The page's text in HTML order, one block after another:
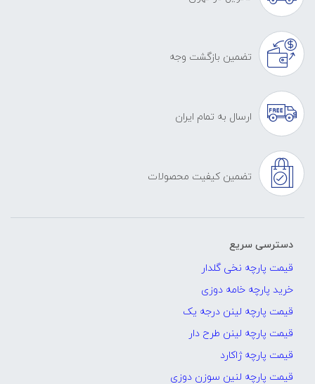
تضمین بازگشت وجه
ارسال به تمام ایران
تضمین کیفیت محصولات
دسترسی سریع
قیمت پارچه نخی گلدار
خرید پارچه خامه دوزی
قیمت پارچه لینن درجه یک
قیمت پارچه لینن طرح دار
قیمت پارچه ژاکارد
قیمت پارچه لنین سوزن دوزی